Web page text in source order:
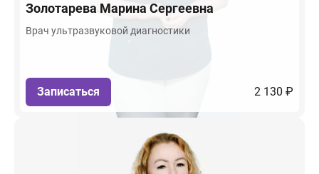
Золотарева Марина Сергеевна
Врач ультразвуковой диагностики
Записаться 2 130 ₽